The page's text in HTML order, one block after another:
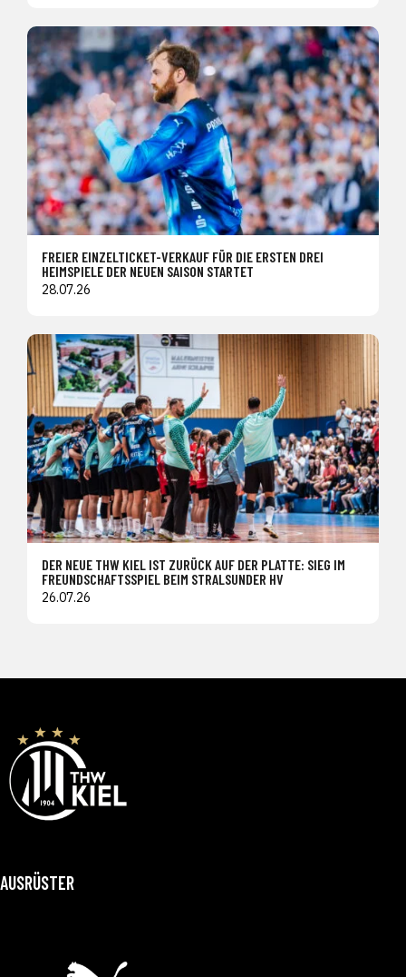
FREIER EINZELTICKET-VERKAUF FÜR DIE ERSTEN DREI
HEIMSPIELE DER NEUEN SAISON STARTET
28.07.26
DER NEUE THW KIEL IST ZURÜCK AUF DER PLATTE: SIEG IM
FREUNDSCHAFTSSPIEL BEIM STRALSUNDER HV
26.07.26
AUSRÜSTER